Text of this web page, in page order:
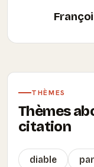
THÈMES
Thèmes
citation
diable